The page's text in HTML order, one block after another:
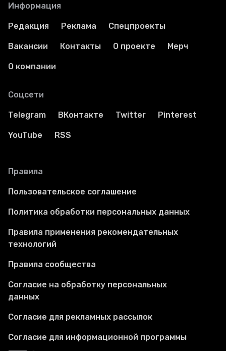
Информация
Редакция Реклама Спецпроекты
Вакансии Контакты О проекте Мерч
О компании
Соцсети
Telegram ВКонтакте Twitter Pinterest
YouTube RSS
Правила
Пользовательское соглашение
Политика обработки персональных данных
Правила применения рекомендательных
технологий
Правила сообщества
Согласие на обработку персональных
данных
Согласие для рекламных рассылок
Согласие для информационной программы